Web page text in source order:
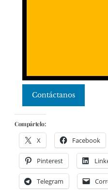
Contáctanos
Compártelo:
X Facebook
Pinterest
Telegram